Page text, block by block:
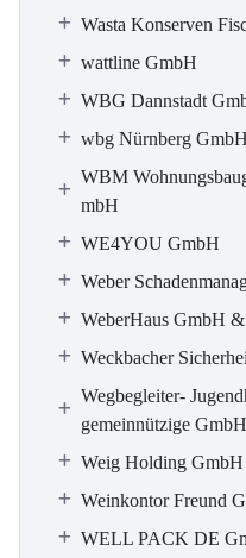
Wasta Konserven
wattline GmbH
WBG Dannstadt
wbg Nürnberg
WBM
mbH
WE4YOU GmbH
Weber
WeberHaus GmbH
Weckbacher
Wegbegleiter-
gemeinnützige GmbH
Weig Holding
Weinkontor Freund
WELL PACK DE